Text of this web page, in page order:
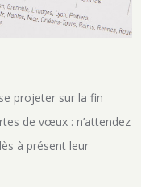
projeter sur la fin
de vœux : n’attendez
à présent leur